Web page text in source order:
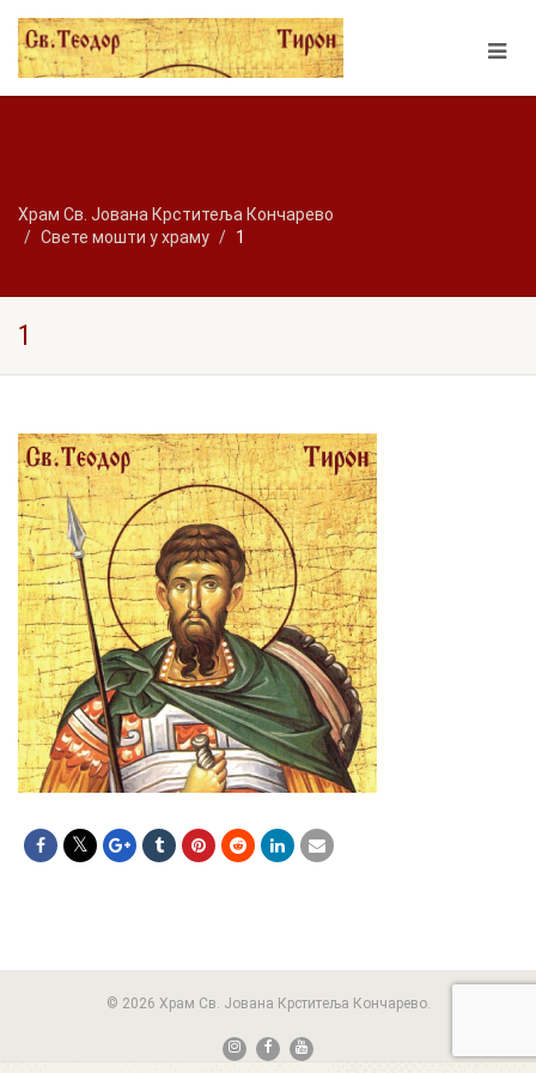
Храм Св. Јована Крститеља Кончарево
Свете мошти у храму
1
1
© 2026 Храм Св. Јована Крститеља Кончарево.